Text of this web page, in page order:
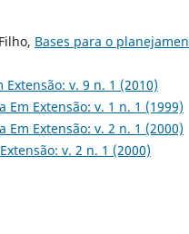
Bases para o
Extensão: v. 9 n. 1 (2010)
Em Extensão: v. 1 n. 1 (1999)
Em Extensão: v. 2 n. 1 (2000)
v. 2 n. 1 (2000)